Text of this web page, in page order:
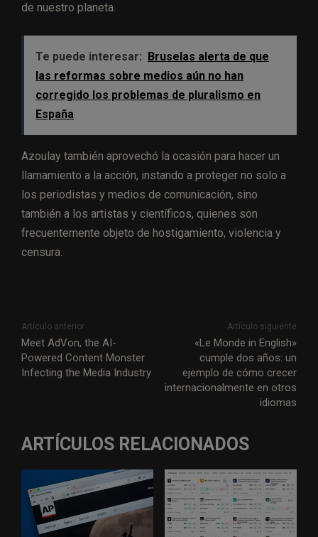
de nuestro planeta.
Te puede interesar:
Bruselas alerta de que
las reformas sobre medios aún no han
corregido los problemas de pluralismo en
España
Azoulay también aprovechó la ocasión para hacer un
llamamiento a la acción, instando a proteger no solo a
los periodistas y medios de comunicación, sino
también a los artistas y científicos, quienes son
frecuentemente objeto de hostigamiento, violencia y
censura.
Artículo anterior
Meet AdVon, the AI-
Powered Content Monster
Infecting the Media Industry
Artículo siguiente
«Le Monde in English»
cumple dos años: un
ejemplo de cómo crecer
internacionalmente en otros
idiomas
ARTÍCULOS RELACIONADOS